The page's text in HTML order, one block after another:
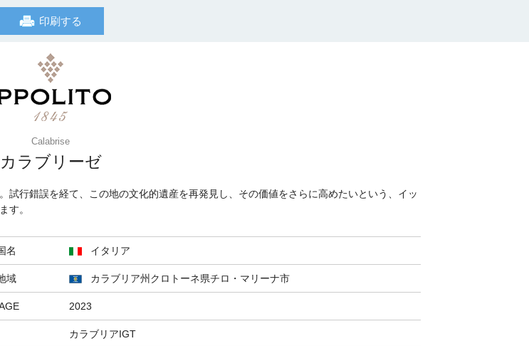
印刷する
Calabrise
カラブリーゼ
行錯誤を経て、この地の文化的遺産を再発見し、その価値をさらに高めたいという、イッ
す。
名 イタリア
域 カラブリア州クロトーネ県チロ・マリーナ市
2023
カラブリアIGT